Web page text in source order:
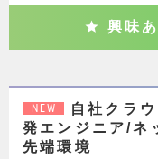
興味あ
NEW
自社クラ
発エンジニア/ネ
先端環境